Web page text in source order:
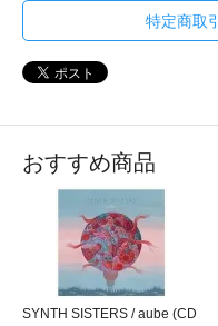
特定商取
おすすめ商品
SYNTH SISTERS / aube (CD